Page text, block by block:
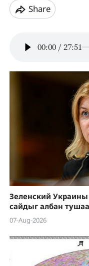
Share
00:00 / 27:51
Зеленский Украины
сайдыг албан
07-Aug-2026